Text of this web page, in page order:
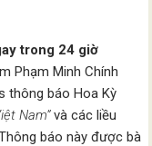
trong 24 giờ
Phạm Minh Chính
thông báo Hoa Kỳ
Nam”và các liều
báo này được bà